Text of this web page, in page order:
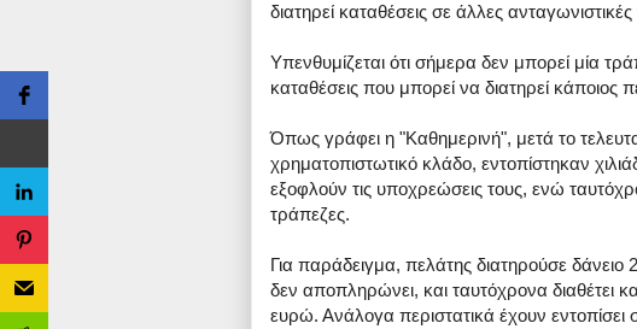
διατηρεί καταθέσεις σε άλλες
Υπενθυμίζεται ότι σήμερα δεν μπορεί μία
καταθέσεις που μπορεί να διατηρεί κάποιος
Όπως γράφει η "Καθημερινή", μετά το
χρηματοπιστωτικό κλάδο, εντοπίστηκαν
εξοφλούν τις υποχρεώσεις τους, ενώ
τράπεζες.
Για παράδειγμα, πελάτης διατηρούσε
δεν αποπληρώνει, και ταυτόχρονα διαθέτει
ευρώ. Ανάλογα περιστατικά έχουν